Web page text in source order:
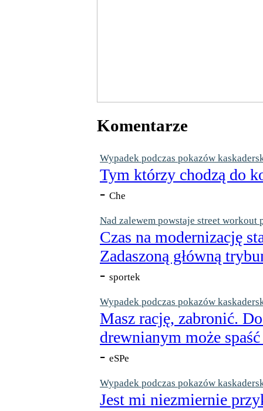
Komentarze
Wypadek podczas pokazów
Tym którzy chodzą do
- Che
Nad zalewem powstaje street workout
Czas na modernizację
Zadaszoną główną
- sportek
Wypadek podczas pokazów
Masz rację, zabronić.
drewnianym może
- eSPe
Wypadek podczas pokazów
Jest mi niezmiernie